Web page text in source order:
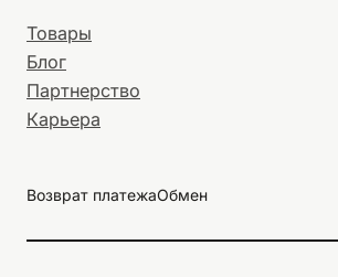
Товары
Блог
Партнерство
Карьера
Возврат платежаОбмен